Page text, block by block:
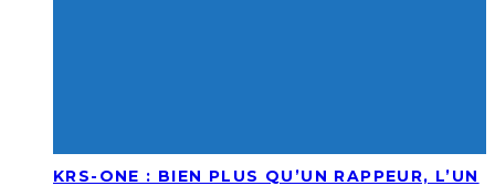
KRS-ONE : BIEN PLUS QU’UN RAPPEUR, L’UN